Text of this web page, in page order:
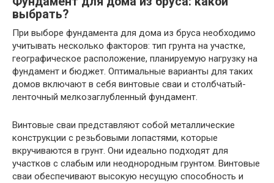
выбрать?
При выборе фундамента для дома из бруса необходимо
учитывать несколько факторов: тип грунта на участке,
географическое расположение, планируемую нагрузку на
фундамент и бюджет. Оптимальные варианты для таких
домов включают в себя винтовые сваи и столбчатый-
ленточный мелкозаглубленный фундамент.
Винтовые сваи представляют собой металлические
конструкции с резьбовыми лопастями, которые
вкручиваются в грунт. Они идеально подходят для
участков с слабым или неоднородным грунтом. Винтовые
сваи обеспечивают высокую несущую способность и